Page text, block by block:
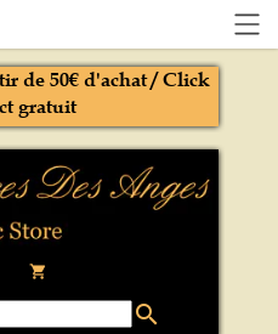
local_grocery_store
de 50€ d'achat / Click
gratuit
search